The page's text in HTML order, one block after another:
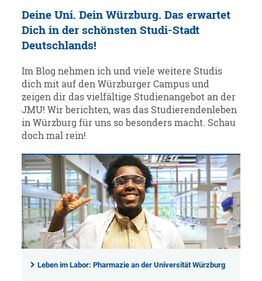
Deine Uni. Dein Würzburg. Das erwartet
Dich in der schönsten Studi-Stadt
Deutschlands!
Im Blog nehmen ich und viele weitere Studis
dich mit auf den Würzburger Campus und
zeigen dir das vielfältige Studienangebot an der
JMU! Wir berichten, was das Studierendenleben
in Würzburg für uns so besonders macht. Schau
doch mal rein!
Leben im Labor: Pharmazie an der Universität Würzburg